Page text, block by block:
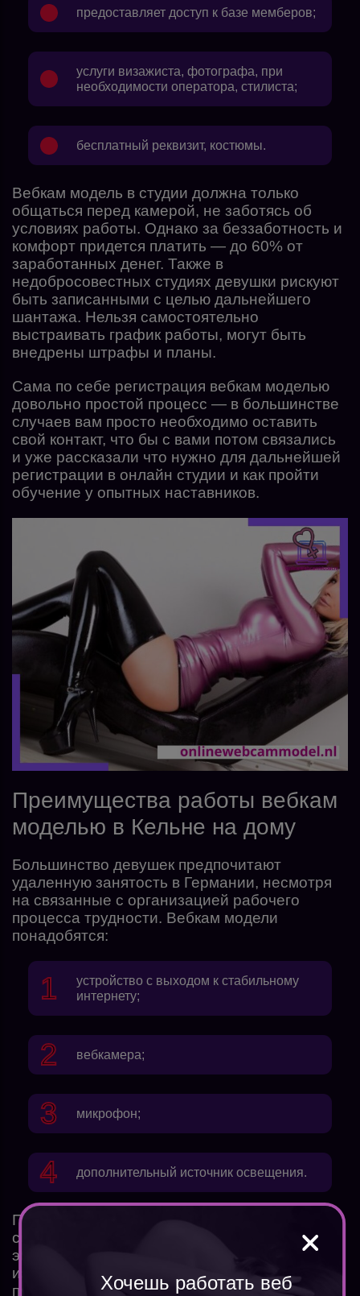
предоставляет доступ к базе мемберов;
услуги визажиста, фотографа, при
необходимости оператора, стилиста;
бесплатный реквизит, костюмы.
Вебкам модель в студии должна только
общаться перед камерой, не заботясь об
условиях работы. Однако за беззаботность и
комфорт придется платить — до 60% от
заработанных денег. Также в
недобросовестных студиях девушки рискуют
быть записанными с целью дальнейшего
шантажа. Нельзя самостоятельно
выстраивать график работы, могут быть
внедрены штрафы и планы.
Сама по себе регистрация вебкам моделью
довольно простой процесс — в большинстве
случаев вам просто необходимо оставить
свой контакт, что бы с вами потом связались
и уже рассказали что нужно для дальнейшей
регистрации в онлайн студии и как пройти
обучение у опытных наставников.
Преимущества работы вебкам
моделью в Кельне на дому
Большинство девушек предпочитают
удаленную занятость в Германии, несмотря
на связанные с организацией рабочего
процесса трудности. Вебкам модели
понадобятся:
устройство с выходом к стабильному
интернету;
вебкамера;
микрофон;
дополнительный источник освещения.
Помимо этого, следует позаботиться о
собственном образе и помещении для
эфира. Комната должна быть звук
изолированной. Если дома добиться этого не
получается, рекомендуется арендовать
Хочешь работать веб